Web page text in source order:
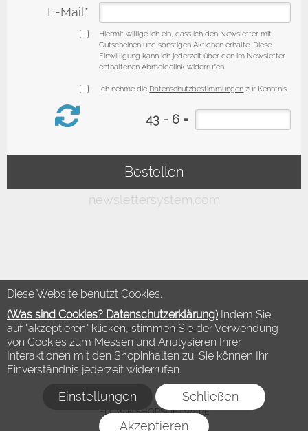
Diese Website benutzt Cookies.
(Was sind Cookies? Datenschutzerklärung) Indem Sie
auf "akzeptieren" klicken, stimmen Sie der Verwendung
von Cookies zum Messen und Analysieren Ihrer
Interaktionen mit den Shopinhalten zu. Sie können Ihr
Einverständnis jederzeit widerrufen.
Einstellungen Schließen
Akzeptieren
©2018 Modewelt Hamburg
FLOW® SHOPSOFTWARE